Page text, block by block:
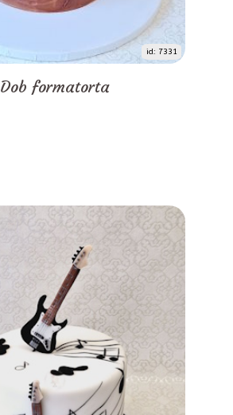
id: 7331
Dob formatorta